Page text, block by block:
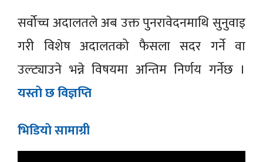
सर्वोच्च अदालतले अब उक्त पुनरावेदनमाथि सुनुवाइ
गरी विशेष अदालतको फैसला सदर गर्ने वा
उल्ट्याउने भन्ने विषयमा अन्तिम निर्णय गर्नेछ ।
यस्ताे छ विज्ञप्ति
भिडियाे सामाग्री